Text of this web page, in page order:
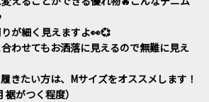
が細く見えますよ👀💞
わせてもお洒落に見えるので無難に見え
きたい方は、Mサイズをオススメします！
裾がつく程度）